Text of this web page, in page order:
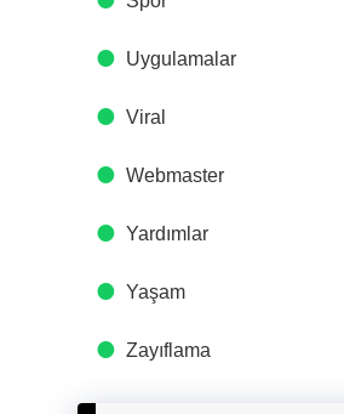
Uygulamalar
Viral
Webmaster
Yardımlar
Yaşam
Zayıflama